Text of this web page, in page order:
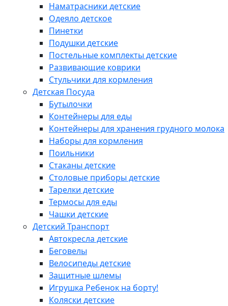
Наматрасники детские
Одеяло детское
Пинетки
Подушки детские
Постельные комплекты детские
Развивающие коврики
Стульчики для кормления
Детская Посуда
Бутылочки
Контейнеры для еды
Контейнеры для хранения грудного молока
Наборы для кормления
Поильники
Стаканы детские
Столовые приборы детские
Тарелки детские
Термосы для еды
Чашки детские
Детский Транспорт
Автокресла детские
Беговелы
Велосипеды детские
Защитные шлемы
Игрушка Ребенок на борту!
Коляски детские